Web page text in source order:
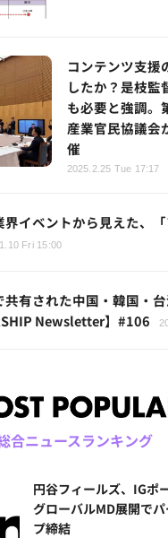
コンテンツ支援
したか？是枝監
も必要と強調。
産業官民協議会
催
2025.2.25 Tue 17:17
界イベントから見えた、
Fri 15:00
有された中国・韓国・
Newsletter】#106
合ニュースランキング
円谷フィールズ、IGポ
グローバルMD展開で
プ締結